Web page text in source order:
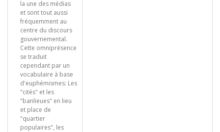
la une des médias
et sont tout aussi
fréquemment au
centre du discours
gouvernemental.
Cette omniprésence
se traduit
cependant par un
vocabulaire à base
d'euphémismes: Les
"cités" et les
"banlieues" en lieu
et place de
"quartier
populaires", les